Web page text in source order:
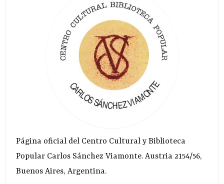
Página oficial del Centro Cultural y Biblioteca
Popular Carlos Sánchez Viamonte. Austria 2154/56,
Buenos Aires, Argentina.